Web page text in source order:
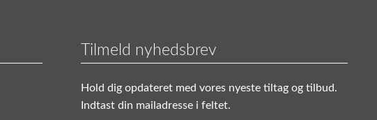
Tilmeld nyhedsbrev
Hold dig opdateret med vores nyeste tiltag og tilbud.
Indtast din mailadresse i feltet.